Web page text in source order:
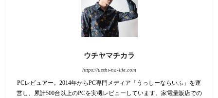
ウチヤマチカラ
https://usshi-na-life.com
PCレビュアー。2014年からPC専門メディア「うっしーならいふ」を運
営し、累計500台以上のPCを実機レビューしています。家電量販店での